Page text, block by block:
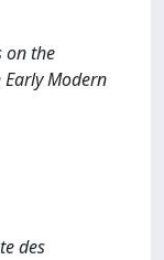
on the
Modern
des